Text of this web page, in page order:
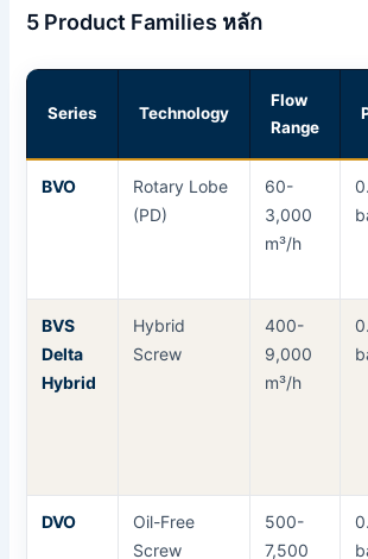
5 Product Families หลัก
Series Technology
Flow
Range
BVO
Rotary Lobe
(PD)
60-
3,000
m³/h
BVS
Delta
Hybrid
Hybrid
Screw
400-
9,000
m³/h
DVO
Oil-Free
Screw
500-
7,500